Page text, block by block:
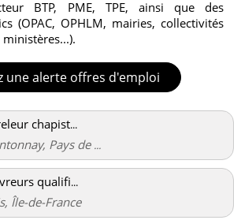
BTP, PME, TPE, ainsi que des
(OPAC, OPHLM, mairies, collectivités
une alerte offres d'emploi
chapist...
Pays de ...
qualifi...
Île-de-France